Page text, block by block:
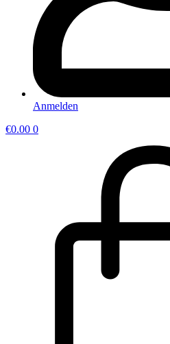
Anmelden
€0.00 0